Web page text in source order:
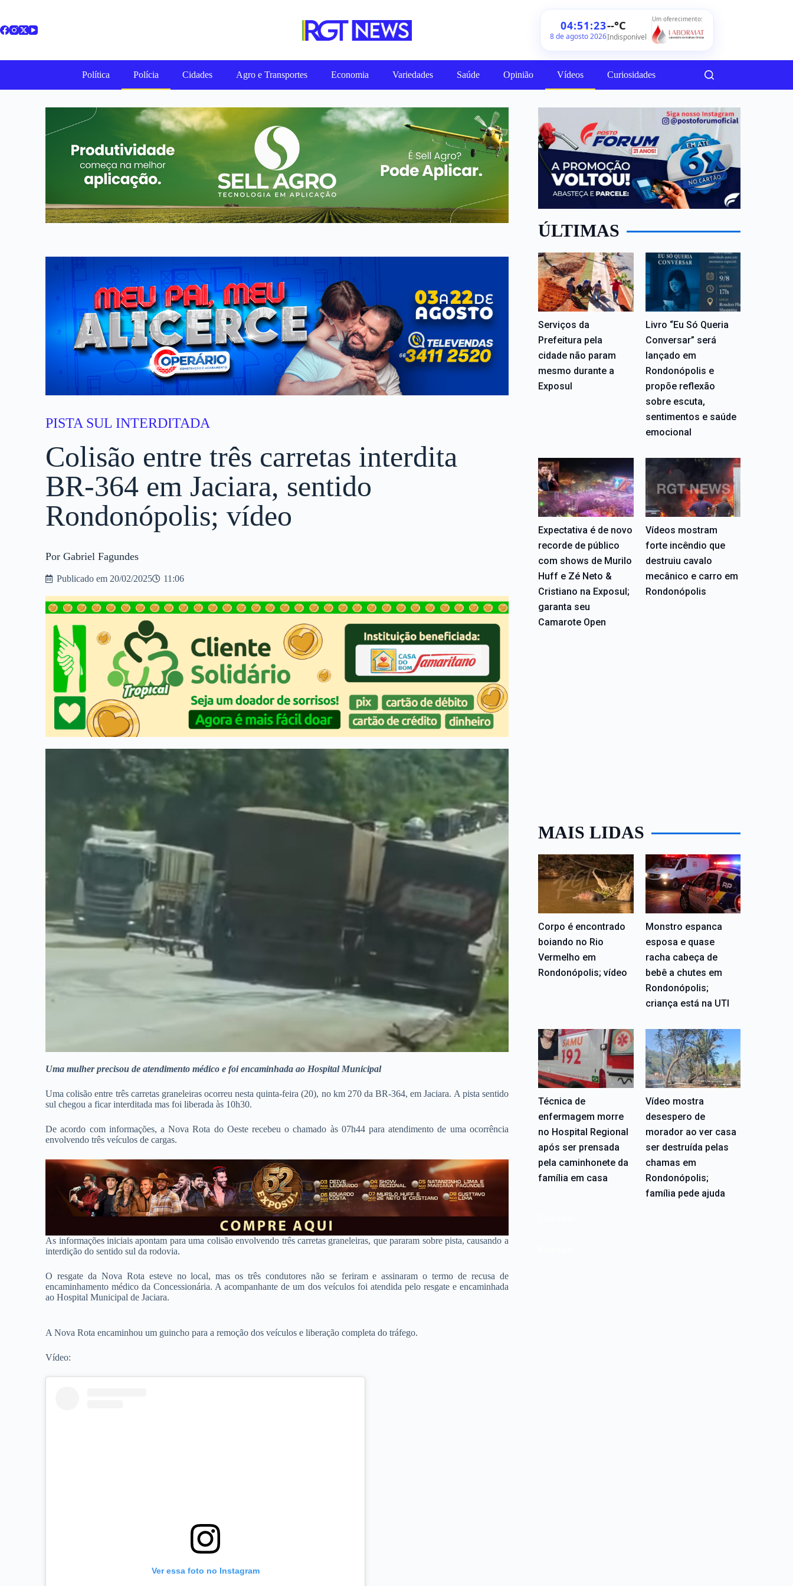
04:51:25
8 de agosto 2026
--°C
Indisponível
Um oferecimento:
Política Polícia Cidades Agro e Transportes Economia Variedades Saúde Opinião Vídeos Curiosidades
PISTA SUL INTERDITADA
Colisão entre três carretas interdita
BR-364 em Jaciara, sentido
Rondonópolis; vídeo
Por Gabriel Fagundes
Publicado em 20/02/2025 11:06
Uma mulher precisou de atendimento médico e foi encaminhada ao Hospital Municipal
Uma colisão entre três carretas graneleiras ocorreu nesta quinta-feira (20), no km 270 da BR-364, em Jaciara. A pista sentido
sul chegou a ficar interditada mas foi liberada às 10h30.
De acordo com informações, a Nova Rota do Oeste recebeu o chamado às 07h44 para atendimento de uma ocorrência
envolvendo três veículos de cargas.
As informações iniciais apontam para uma colisão envolvendo três carretas graneleiras, que pararam sobre pista, causando a
interdição do sentido sul da rodovia.
O resgate da Nova Rota esteve no local, mas os três condutores não se feriram e assinaram o termo de recusa de
encaminhamento médico da Concessionária. A acompanhante de um dos veículos foi atendida pelo resgate e encaminhada
ao Hospital Municipal de Jaciara.
A Nova Rota encaminhou um guincho para a remoção dos veículos e liberação completa do tráfego.
Vídeo:
Ver essa foto no Instagram
ÚLTIMAS
Serviços da
Prefeitura pela
cidade não param
mesmo durante a
Exposul
Livro “Eu Só Queria
Conversar” será
lançado em
Rondonópolis e
propõe reflexão
sobre escuta,
sentimentos e saúde
emocional
Expectativa é de novo
recorde de público
com shows de Murilo
Huff e Zé Neto &
Cristiano na Exposul;
garanta seu
Camarote Open
Vídeos mostram
forte incêndio que
destruiu cavalo
mecânico e carro em
Rondonópolis
MAIS LIDAS
Corpo é encontrado
boiando no Rio
Vermelho em
Rondonópolis; vídeo
Monstro espanca
esposa e quase
racha cabeça de
bebê a chutes em
Rondonópolis;
criança está na UTI
Técnica de
enfermagem morre
no Hospital Regional
após ser prensada
pela caminhonete da
família em casa
Vídeo mostra
desespero de
morador ao ver casa
ser destruída pelas
chamas em
Rondonópolis;
família pede ajuda